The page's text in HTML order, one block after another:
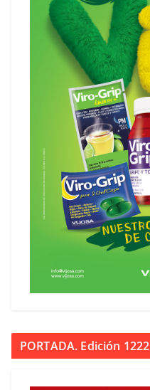
PORTADA. Edición 1222